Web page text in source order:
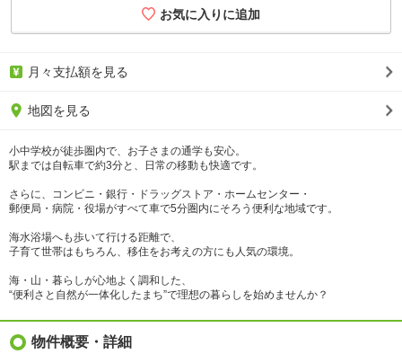
月々支払額を見る
地図を見る
小中学校が徒歩圏内で、お子さまの通学も安心。
駅までは自転車で約3分と、日常の移動も快適です。
さらに、コンビニ・銀行・ドラッグストア・ホームセンター・
郵便局・病院・役場がすべて車で5分圏内にそろう便利な地域です。
海水浴場へも歩いて行ける距離で、
子育て世帯はもちろん、移住をお考えの方にも人気の環境。
海・山・暮らしが心地よく調和した、
“便利さと自然が一体化したまち”で理想の暮らしを始めませんか？
物件概要・詳細